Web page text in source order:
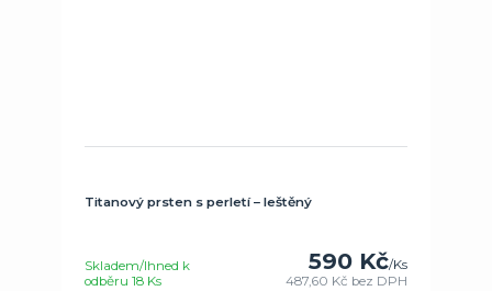
Titanový prsten s perletí – leštěný
590 Kč/Ks
487,60 Kč bez DPH
Skladem/Ihned k
odběru 18 Ks